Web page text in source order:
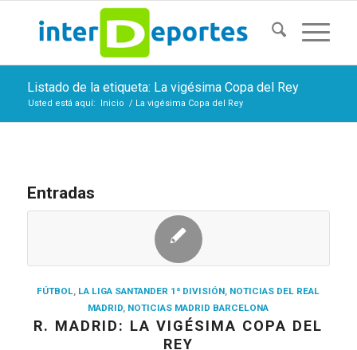
Listado de la etiqueta: La vigésima Copa del Rey
Usted está aquí: Inicio / La vigésima Copa del Rey
Entradas
FÚTBOL, LA LIGA SANTANDER 1ª DIVISIÓN, NOTICIAS DEL REAL
MADRID, NOTICIAS MADRID BARCELONA
R. MADRID: LA VIGÉSIMA COPA DEL
REY